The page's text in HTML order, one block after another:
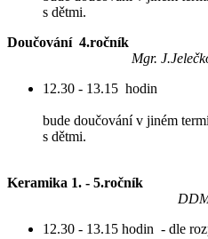
s dětmi. ​​​​​​​​
Mgr.
12.30 -
Pokud
bude doučování v jiném
s
Keramika
12.30 - 13.15 hodin - dle